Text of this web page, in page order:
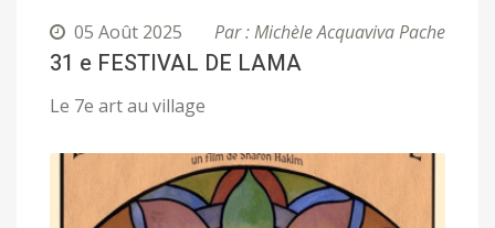
05 Août 2025 Par : Michèle Acquaviva Pache
31 e FESTIVAL DE LAMA
Le 7e art au village